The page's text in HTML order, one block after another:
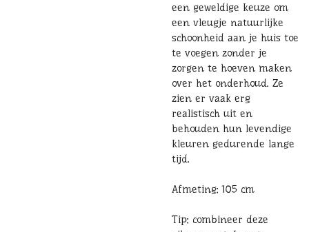
een geweldige keuze om
een vleugje natuurlijke
schoonheid aan je huis toe
te voegen zonder je
zorgen te hoeven maken
over het onderhoud. Ze
zien er vaak erg
realistisch uit en
behouden hun levendige
kleuren gedurende lange
tijd.
Afmeting: 105 cm
Tip: combineer deze